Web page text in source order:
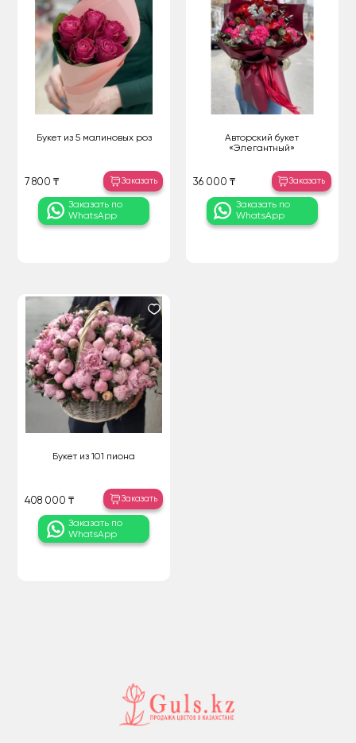
Букет из 5 малиновых роз
7 800 ₸ Заказать
Заказать по
WhatsApp
Авторский букет
«Элегантный»
36 000 ₸ Заказать
Заказать по
WhatsApp
Букет из 101 пиона
408 000 ₸ Заказать
Заказать по
WhatsApp